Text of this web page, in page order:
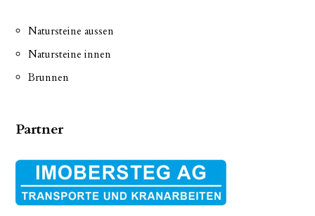
Natursteine aussen
Natursteine innen
Brunnen
Partner